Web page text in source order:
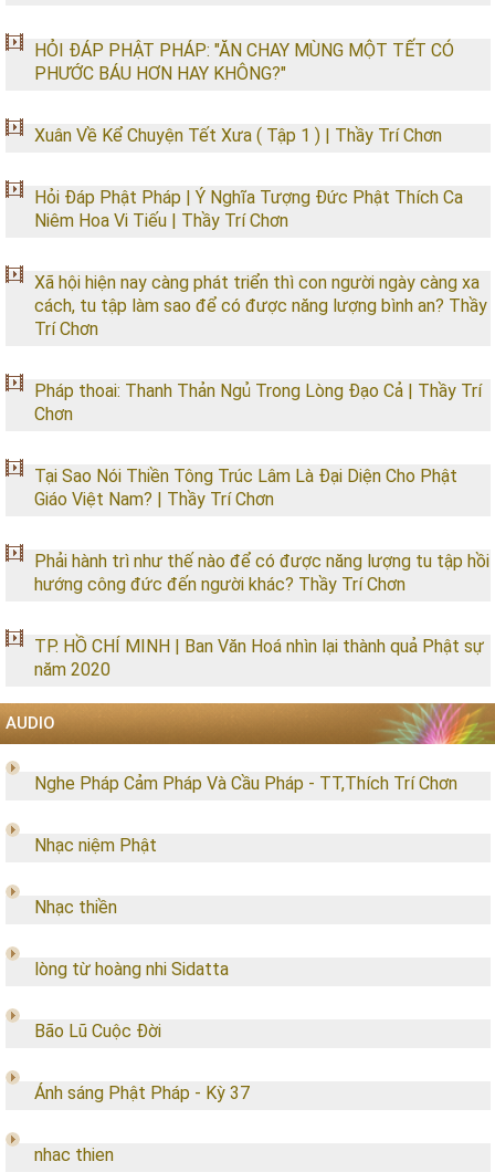
HỎI ĐÁP PHẬT PHÁP: "ĂN CHAY MÙNG MỘT TẾT CÓ
PHƯỚC BÁU HƠN HAY KHÔNG?"
Xuân Về Kể Chuyện Tết Xưa ( Tập 1 ) | Thầy Trí Chơn
Hỏi Đáp Phật Pháp | Ý Nghĩa Tượng Đức Phật Thích Ca
Niêm Hoa Vi Tiếu | Thầy Trí Chơn
Xã hội hiện nay càng phát triển thì con người ngày càng xa
cách, tu tập làm sao để có được năng lượng bình an? Thầy
Trí Chơn
Pháp thoai: Thanh Thản Ngủ Trong Lòng Đạo Cả | Thầy Trí
Chơn
Tại Sao Nói Thiền Tông Trúc Lâm Là Đại Diện Cho Phật
Giáo Việt Nam? | Thầy Trí Chơn
Phải hành trì như thế nào để có được năng lượng tu tập hồi
hướng công đức đến người khác? Thầy Trí Chơn
TP. HỒ CHÍ MINH | Ban Văn Hoá nhìn lại thành quả Phật sự
năm 2020
AUDIO
Nghe Pháp Cảm Pháp Và Cầu Pháp - TT,Thích Trí Chơn
Nhạc niệm Phật
Nhạc thiền
lòng từ hoàng nhi Sidatta
Bão Lũ Cuộc Đời
Ánh sáng Phật Pháp - Kỳ 37
nhac thien